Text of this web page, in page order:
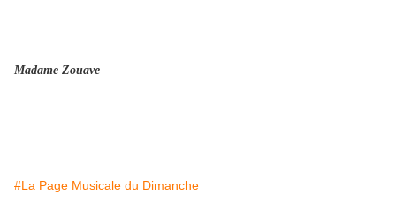
Madame Zouave
#La Page Musicale du Dimanche